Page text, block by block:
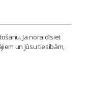
Ja noraidīsiet
un Jūsu tiesībām,